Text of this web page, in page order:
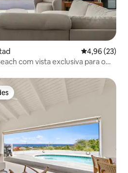
4,96 de uma
4,96 (23)
com vista exclusiva para o
dos hóspedes